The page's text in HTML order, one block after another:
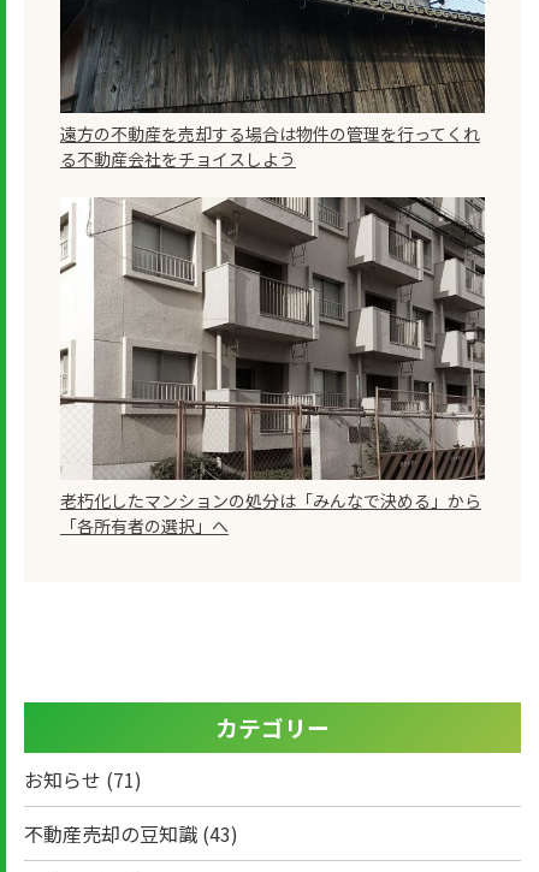
遠方の不動産を売却する場合は物件の管理を行ってくれ
る不動産会社をチョイスしよう
老朽化したマンションの処分は「みんなで決める」から
「各所有者の選択」へ
カテゴリー
お知らせ (71)
不動産売却の豆知識 (43)